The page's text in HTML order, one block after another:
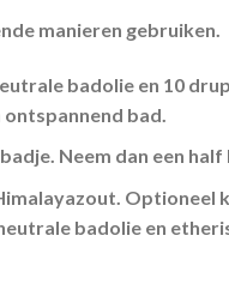
manieren gebruiken.
badolie en 10
bad.
Neem dan een
badolie en